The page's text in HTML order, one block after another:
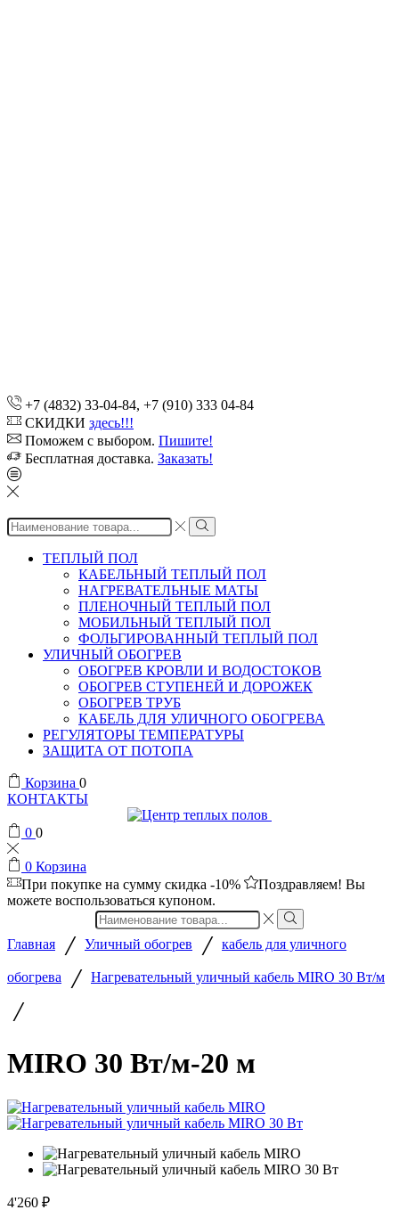
+7 (4832) 33-04-84, +7 (910) 333 04-84
СКИДКИ здесь!!!
Поможем с выбором. Пишите!
Бесплатная доставка. Заказать!
Search
input
ТЕПЛЫЙ ПОЛ
КАБЕЛЬНЫЙ ТЕПЛЫЙ ПОЛ
НАГРЕВАТЕЛЬНЫЕ МАТЫ
ПЛЕНОЧНЫЙ ТЕПЛЫЙ ПОЛ
МОБИЛЬНЫЙ ТЕПЛЫЙ ПОЛ
ФОЛЬГИРОВАННЫЙ ТЕПЛЫЙ ПОЛ
УЛИЧНЫЙ ОБОГРЕВ
ОБОГРЕВ КРОВЛИ И ВОДОСТОКОВ
ОБОГРЕВ СТУПЕНЕЙ И ДОРОЖЕК
ОБОГРЕВ ТРУБ
КАБЕЛЬ ДЛЯ УЛИЧНОГО ОБОГРЕВА
РЕГУЛЯТОРЫ ТЕМПЕРАТУРЫ
ЗАЩИТА ОТ ПОТОПА
Корзина 0
КОНТАКТЫ
0 0
0 Корзина
При покупке на сумму скидка -10%
Поздравляем! Вы
можете воспользоваться купоном.
Search
input
Главная / Уличный обогрев / кабель для уличного
обогрева / Нагревательный уличный кабель MIRO 30 Вт/м
/
MIRO 30 Вт/м-20 м
4'260 ₽